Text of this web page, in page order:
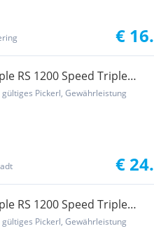
€
RS 1200 Speed Triple
gültiges Pickerl, Gewährleistung
€
RS 1200 Speed Triple
mit Gar...
gültiges Pickerl, Gewährleistung